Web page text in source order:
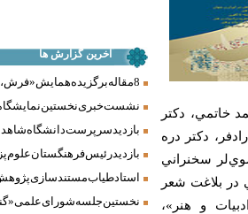
آخرین گزارش ها
8 مقاله برگزیده همایش «فرش، سنت، هنر» ارائه شد
نشست خبری نخستین
بازدید سرپرست دانشگاه شاهد
بازدید رئیس فرهنگستان
استاد طیاب مستندسازی
نخستین جلسه شورای علمی
خاتمي، دكتر
دكتر دره
سخنراني
در بلاغت شعر
و هنر»،